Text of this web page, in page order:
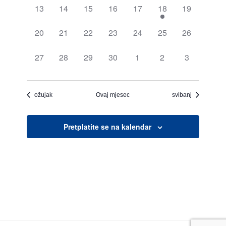
0
13
0
14
0
15
0
16
0
događaj,
17
1
događaj,
18
0
19
0
20
0
21
0
22
0
23
0
24
0
25
0
26
0
27
0
28
0
29
0
30
0
1
0
2
0
3
ožujak Ovaj mjesec svibanj
Pretplatite se na kalendar